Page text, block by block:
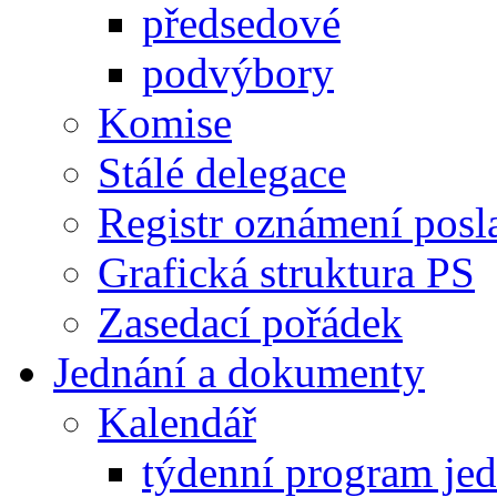
předsedové
podvýbory
Komise
Stálé delegace
Registr oznámení
Grafická struktura PS
Zasedací pořádek
Jednání a dokumenty
Kalendář
týdenní program